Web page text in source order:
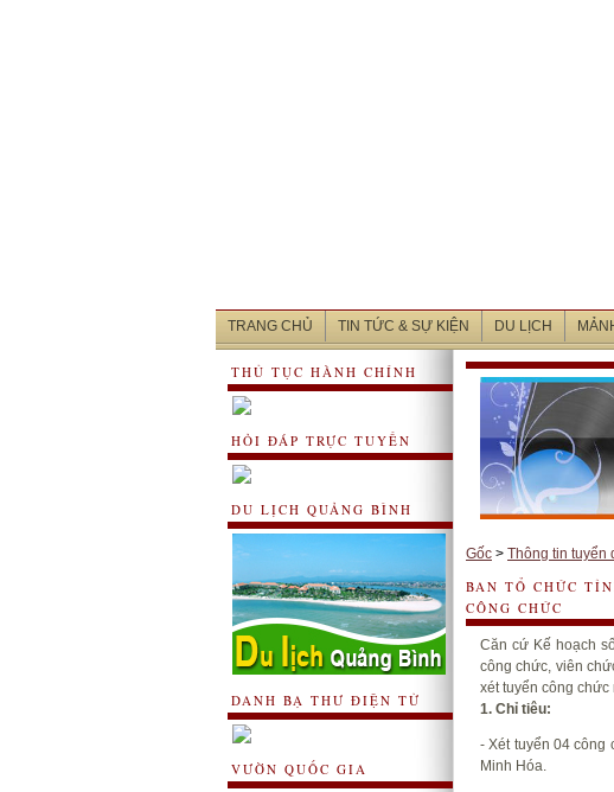
TRANG CHỦ TIN TỨC & SỰ KIỆN DU LỊCH
THỦ TỤC HÀNH CHÍNH
HỎI ĐÁP TRỰC TUYẾN
DU LỊCH QUẢNG BÌNH
DANH BẠ THƯ ĐIỆN TỬ
VƯỜN QUỐC GIA
Gốc > Thông tin tuyển
BAN TỔ CHỨC
CÔNG CHỨC
Căn cứ Kế hoạch
công chức, viên
xét tuyển công chức
1. Chỉ tiêu:
- Xét tuyển 04 công
Minh Hóa.